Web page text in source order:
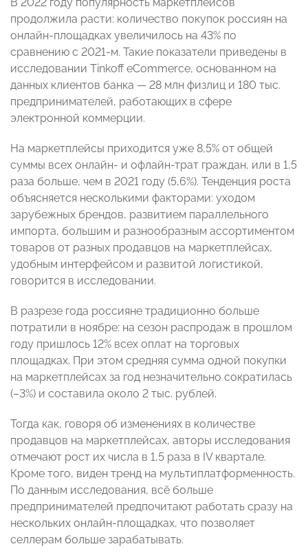
продолжила расти: количество покупок россиян на
онлайн-площадках увеличилось на 43% по
сравнению с 2021-м. Такие показатели приведены в
исследовании Tinkoff eCommerce, основанном на
данных клиентов банка — 28 млн физлиц и 180 тыс.
предпринимателей, работающих в сфере
электронной коммерции.
На маркетплейсы приходится уже 8,5% от общей
суммы всех онлайн- и офлайн-трат граждан, или в 1,5
раза больше, чем в 2021 году (5,6%). Тенденция роста
объясняется несколькими факторами: уходом
зарубежных брендов, развитием параллельного
импорта, большим и разнообразным ассортиментом
товаров от разных продавцов на маркетплейсах,
удобным интерфейсом и развитой логистикой,
говорится в исследовании.
В разрезе года россияне традиционно больше
потратили в ноябре: на сезон распродаж в прошлом
году пришлось 12% всех оплат на торговых
площадках. При этом средняя сумма одной покупки
на маркетплейсах за год незначительно сократилась
(–3%) и составила около 2 тыс. рублей.
Тогда как, говоря об изменениях в количестве
продавцов на маркетплейсах, авторы исследования
отмечают рост их числа в 1,5 раза в IV квартале.
Кроме того, виден тренд на мультиплатформенность.
По данным исследования, всё больше
предпринимателей предпочитают работать сразу на
нескольких онлайн-площадках, что позволяет
селлерам больше зарабатывать.